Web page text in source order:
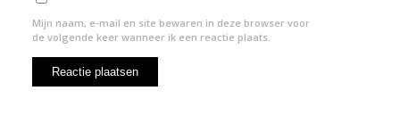
Mijn naam, e-mail en site bewaren in deze browser voor
de volgende keer wanneer ik een reactie plaats.